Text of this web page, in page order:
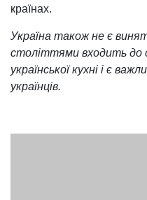
країнах.
Україна також не є
століттями входить до
української кухні і є
українців.